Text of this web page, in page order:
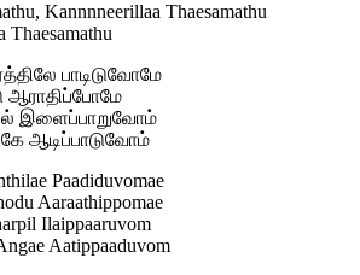
Kannnneerillaa Thaesamathu
Thaesamathu
பாடிடுவோமே
ஆராதிப்போமே
இளைப்பாறுவோம்
ஆடிப்பாடுவோம்
Paadiduvomae
Aaraathippomae
Ilaippaaruvom
Aatippaaduvom